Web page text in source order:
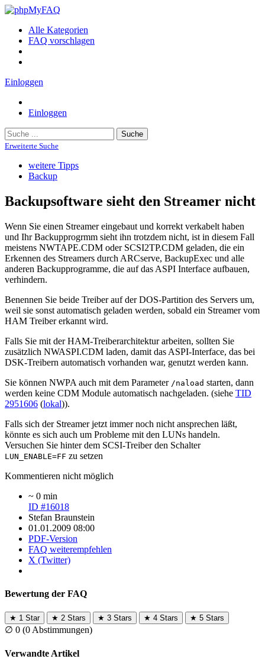
Alle Kategorien
FAQ vorschlagen
Einloggen
Einloggen
Suche
Erweiterte Suche
weitere Tipps
Backup
Backupsoftware sieht den Streamer nicht
Wenn Sie einen Streamer eingebaut und korrekt verkabelt haben
und Ihr Backupprogrmm sieht ihn trotzdem nicht, ist in diesem Fall
meistens NWTAPE.CDM oder SCSI2TP.CDM geladen, die ein
Erkennen des Streamers durch ARCserve, BackupExec und alle
anderen Backupprogramme, die auf das ASPI Interface aufbauen,
verhindern.
Benennen Sie beide Treiber auf der DOS-Partition des Servers um,
weil sie sonst automatisch geladen werden, sobald ein Streamer vom
HAM Treiber erkannt wird.
Falls Sie mit der HAM-Treiberarchitektur arbeiten, sollten Sie
zusätzlich NWASPI.CDM laden, damit das ASPI-Interface, das bei
DSK-Treibern automatisch vorhanden war, genutzt werden kann.
Sie können NWPA auch mit dem Parameter /naload starten, dann
werden keine CDM Module automatisch nachgeladen. (siehe TID
2951606 (lokal)).
Falls sich der Streamer jetzt immer noch nicht ansprechen läßt,
könnte es sich auch um Probleme mit den LUNs handeln.
Versuchen Sie hinter dem SCSI-Treiber den Schalter
LUN_ENABLE=FF zu setzen
Kommentieren nicht möglich
~ 0 min
ID #16018
Stefan Braunstein
01.01.2009 08:00
PDF-Version
FAQ weiterempfehlen
X (Twitter)
Bewertung der FAQ
★ 1 Star ★ 2 Stars ★ 3 Stars ★ 4 Stars ★ 5 Stars
∅ 0 (0 Abstimmungen)
Verwandte Artikel